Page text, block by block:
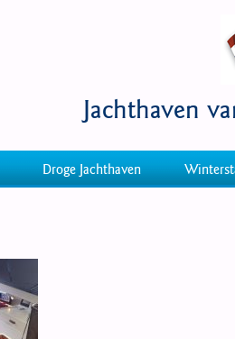
Jachthaven
Droge Jachthaven